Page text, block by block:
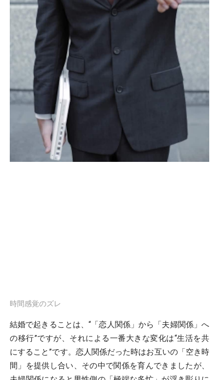
時間感覚のズレ
結婚で起きることは、“「恋人関係」から「夫婦関係」へ
の移行”ですが、それによる一番大きな変化は“生活を共
にすること”です。恋人関係だった時はお互いの「空き時
間」を提供し合い、その中で関係を育んできましたが、